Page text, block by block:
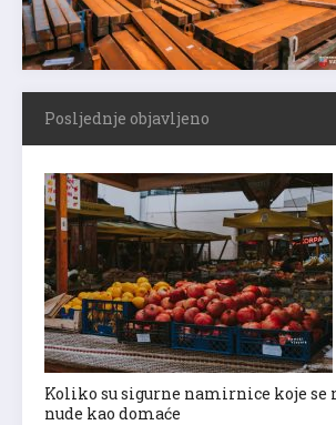
Posljednje objavljeno
Koliko su sigurne namirnice koje se
nude kao domaće